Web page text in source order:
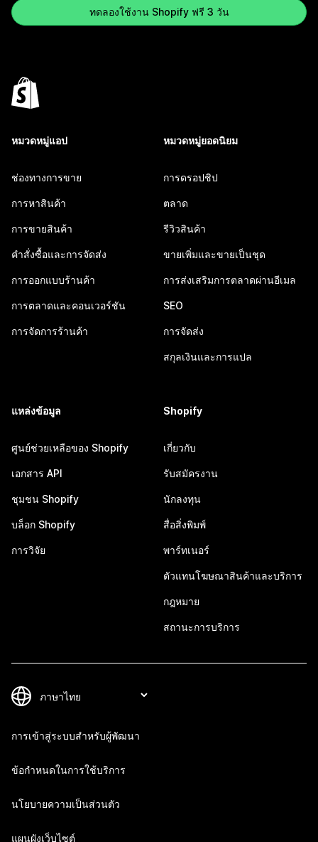
ทดลองใช้งาน Shopify ฟรี 3 วัน
หมวดหมู่แอป
ช่องทางการขาย
การหาสินค้า
การขายสินค้า
คำสั่งซื้อและการจัดส่ง
การออกแบบร้านค้า
การตลาดและคอนเวอร์ชัน
การจัดการร้านค้า
หมวดหมู่ยอดนิยม
การดรอปชิป
ตลาด
รีวิวสินค้า
ขายเพิ่มและขายเป็นชุด
การส่งเสริมการตลาดผ่านอีเมล
SEO
การจัดส่ง
สกุลเงินและการแปล
แหล่งข้อมูล
ศูนย์ช่วยเหลือของ Shopify
เอกสาร API
ชุมชน Shopify
บล็อก Shopify
การวิจัย
Shopify
เกี่ยวกับ
รับสมัครงาน
นักลงทุน
สื่อสิ่งพิมพ์
พาร์ทเนอร์
ตัวแทนโฆษณาสินค้าและบริการ
กฎหมาย
สถานะการบริการ
การเข้าสู่ระบบสำหรับผู้พัฒนา
ข้อกำหนดในการใช้บริการ
นโยบายความเป็นส่วนตัว
แผนผังเว็บไซต์